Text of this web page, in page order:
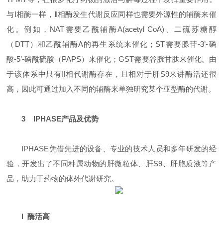
与I相酶一样，Ⅱ相酶发生代谢反应同样也需要外源性的辅酶来催
化。例如，NAT需要乙酰辅酶A(acetyl CoA)、二硫苏糖醇
（DTT）和乙酰辅酶A的再生系统来催化；ST需要腺苷-3’-磷
酸-5’-磷酰硫酸（PAPS）来催化；GST需要谷胱甘肽来催化。由
于该体系中只有Ⅱ相代谢酶存在，且相对于肝S9来讲酶活还很
高，因此可通过加入不同的辅酶来单独研究某个亚型酶的代谢。
3 IPHASE产品及优势
IPHASE凭借先进的设备、专业的技术人员和多年研发的经
验，开发出了不同种属动物的肝微粒体、肝S9、肝胞质液等产
品，助力于药物的体外代谢研究。
l 酶活高